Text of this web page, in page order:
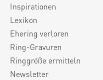
Inspirationen
Lexikon
Ehering verloren
Ring-Gravuren
Ringgröße ermitteln
Newsletter